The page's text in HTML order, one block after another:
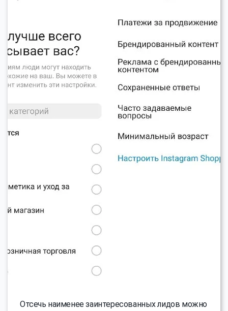
Отсечь наименее заинтересованных лидов можно